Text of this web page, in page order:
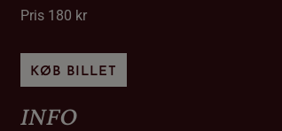
Pris 180 kr
KØB BILLET
INFO